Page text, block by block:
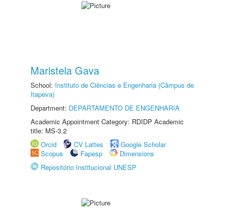
Maristela Gava
School: Instituto de Ciências e Engenharia (Câmpus de
Itapeva)
Department: DEPARTAMENTO DE ENGENHARIA
Academic Appointment Category: RDIDP Academic
title: MS-3.2
Orcid
CV Lattes
Google Scholar
Scopus
Fapesp
Dimensions
Repositório Institucional UNESP